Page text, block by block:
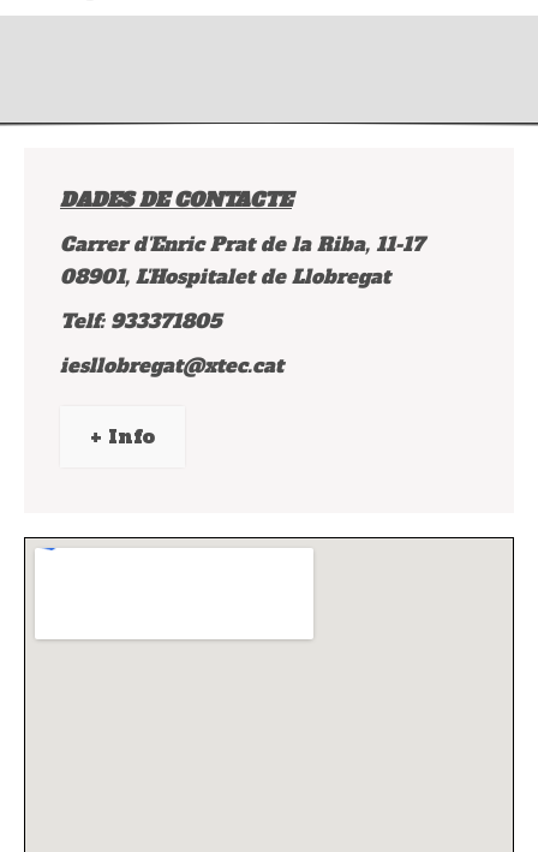
DADES DE CONTACTE
Carrer d'Enric Prat de la Riba, 11-17
08901, L'Hospitalet de Llobregat
Telf: 933371805
iesllobregat@xtec.cat
+ Info